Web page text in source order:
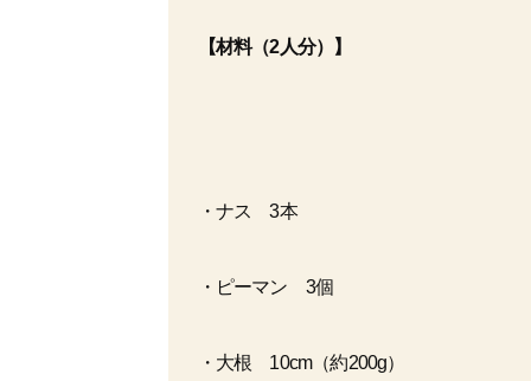
【材料（2人分） 】
・ナス 3本
・ピーマン 3個
・大根 10cm（約200g）